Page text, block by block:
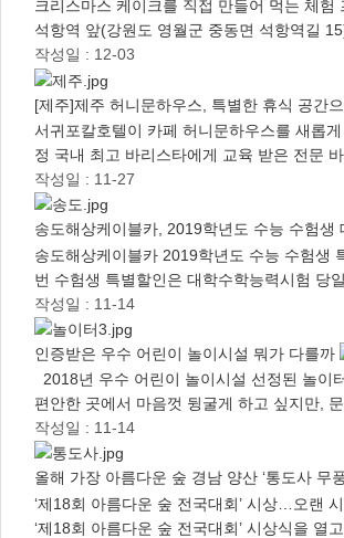
크리스마스 케이크를 직접 만들어 먹는 체
석항역 앞(강원도 영월군 중동면 석항역길
작성일 : 12-03
[제주]제주 허니문하우스, 특별한 휴식 공간
서귀포칼호텔이 카페 허니문하우스를 새롭
정 국내 최고 바리스타에게 교육 받은 전문
작성일 : 11-27
송도해상케이블카, 2019학년도 수능 수험생
송도해상케이블카 2019학년도 수능 수험
번 수험생 특별할인은 대학수학능력시험
작성일 : 11-14
인증받은 우수 어린이 놀이시설 뭐가 다를까
2018년 우수 어린이 놀이시설 선정된 놀
편안한 곳에서 마음껏 뒹굴게 하고 싶지만,
작성일 : 11-14
올해 가장 아름다운 숲 경남 양산 ‘통도사 무
‘제18회 아름다운 숲 전국대회’ 시상…오랜
‘제18회 아름다운 숲 전국대회’ 시상식을